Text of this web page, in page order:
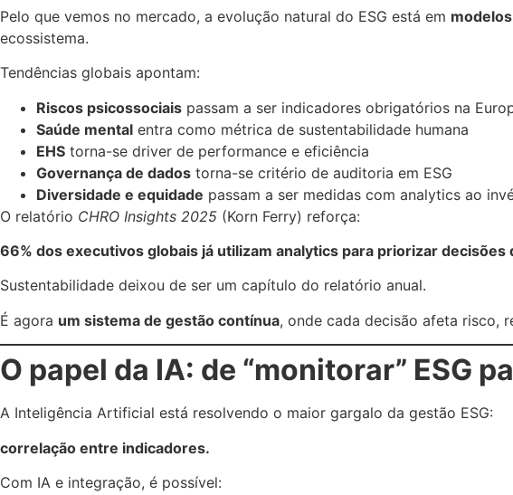
Pelo que vemos no mercado, a evolução natural do ESG está em
ecossistema.
Tendências globais apontam:
Riscos psicossociais passam a ser indicadores obrigatórios na
Saúde mental entra como métrica de sustentabilidade humana
EHS torna-se driver de performance e eficiência
Governança de dados torna-se critério de auditoria em ESG
Diversidade e equidade passam a ser medidas com analytics ao
O relatório CHRO Insights 2025 (Korn Ferry) reforça:
66% dos executivos globais já utilizam analytics para priorizar decisões
Sustentabilidade deixou de ser um capítulo do relatório anual.
É agora um sistema de gestão contínua, onde cada decisão afeta risco,
O papel da IA: de “monitorar” ESG
A Inteligência Artificial está resolvendo o maior gargalo da gestão ESG:
correlação entre indicadores.
Com IA e integração, é possível: